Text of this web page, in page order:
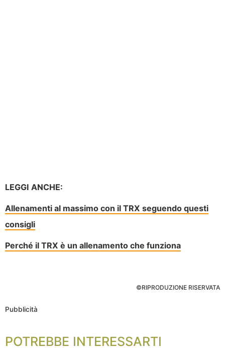
LEGGI ANCHE:
Allenamenti al massimo con il TRX seguendo questi
consigli
Perché il TRX è un allenamento che funziona
©RIPRODUZIONE RISERVATA
Pubblicità
POTREBBE INTERESSARTI